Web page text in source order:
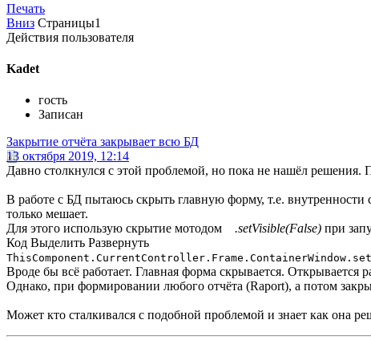
Печать
Вниз Страницы1
Действия пользователя
Kadet
гость
Записан
Закрытие отчёта закрывает всю БД
13 октября 2019, 12:14
Давно столкнулся с этой проблемой, но пока не нашёл решения.
В работе с БД пытаюсь скрыть главную форму, т.е.
только мешает.
Для этого использую скрытие мотодом .setVisible(False) при
Код Выделить Развернуть
Вроде бы всё работает. Главная форма скрывается.
Однако, при формировании любого отчёта (Raport), а потом
Может кто сталкивался с подобной проблемой и знает как она